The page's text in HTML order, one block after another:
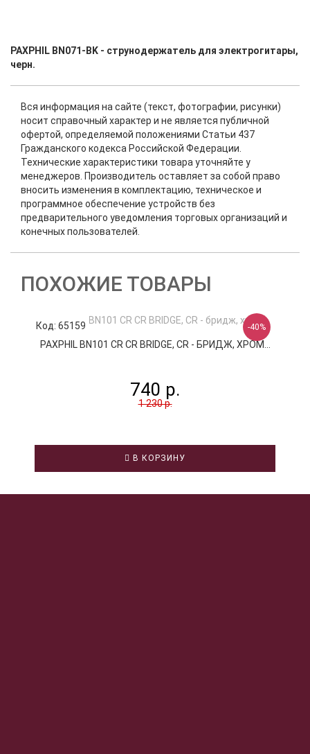
PAXPHIL BN071-BK - струнодержатель для электрогитары,
черн.
Вся информация на сайте (текст, фотографии, рисунки)
носит справочный характер и не является публичной
офертой, определяемой положениями Статьи 437
Гражданского кодекса Российской Федерации.
Технические характеристики товара уточняйте у
менеджеров. Производитель оставляет за собой право
вносить изменения в комплектацию, техническое и
программное обеспечение устройств без
предварительного уведомления торговых организаций и
конечных пользователей.
ПОХОЖИЕ ТОВАРЫ
Код: 65159 -40%
PAXPHIL BN101 CR CR BRIDGE, CR - БРИДЖ, ХРОМ...
740 р.
1 230 р.
В КОРЗИНУ